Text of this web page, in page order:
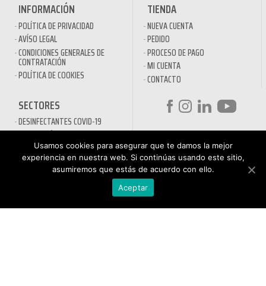
INFORMACIÓN
POLÍTICA DE PRIVACIDAD
AVÍSO LEGAL
CONDICIONES GENERALES DE
CONTRATACIÓN
POLÍTICA DE COOKIES
TIENDA
NUEVA CUENTA
PEDIDO
PROCESO DE PAGO
MI CUENTA
CONTACTO
SECTORES
DESINFECTANTES COVID-19
HOSTELERÍA
AUTOMOCIÓN
NÁUTICA
MAQUINARIA PROFESIONAL
ATENCIÓN AL
CLIENTE
900 897 890
Usamos cookies para asegurar que te damos la mejor
experiencia en nuestra web. Si continúas usando este sitio,
asumiremos que estás de acuerdo con ello.
Aceptar